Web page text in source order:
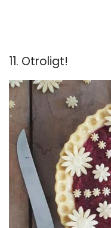
11. Otroligt!